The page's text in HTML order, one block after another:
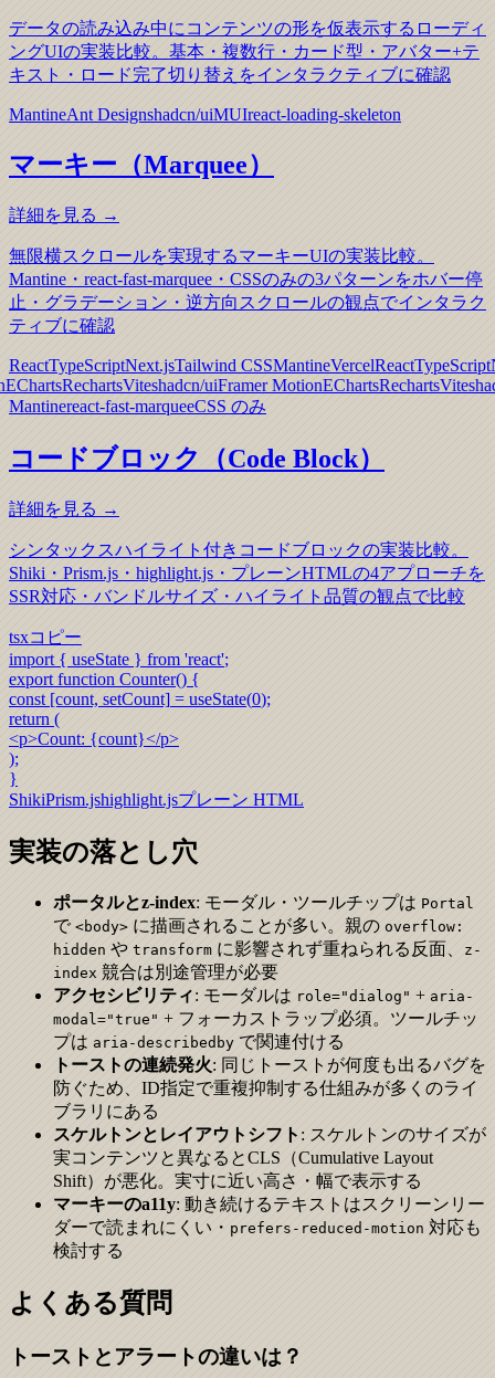
データの読み込み中にコンテンツの形を仮表示するローディ
ングUIの実装比較。基本・複数行・カード型・アバター+テ
キスト・ロード完了切り替えをインタラクティブに確認
MantineAnt Designshadcn/uiMUIreact-loading-skeleton
マーキー（Marquee）
詳細を見る →
無限横スクロールを実現するマーキーUIの実装比較。
Mantine・react-fast-marquee・CSSのみの3パターンをホバー停
止・グラデーション・逆方向スクロールの観点でインタラク
ティブに確認
ReactTypeScriptNext.jsTailwind CSSMantineVercelReactTypeScript
MotionEChartsRechartsViteshadcn/uiFramer MotionEChartsRecharts
Mantinereact-fast-marqueeCSS のみ
コードブロック（Code Block）
詳細を見る →
シンタックスハイライト付きコードブロックの実装比較。
Shiki・Prism.js・highlight.js・プレーンHTMLの4アプローチを
SSR対応・バンドルサイズ・ハイライト品質の観点で比較
tsxコピー
import { useState } from 'react';
export function Counter() {
const [count, setCount] = useState(0);
return (
<p>Count: {count}</p>
);
}
ShikiPrism.jshighlight.jsプレーン HTML
実装の落とし穴
ポータルとz-index: モーダル・ツールチップは Portal
で <body> に描画されることが多い。親の overflow:
hidden や transform に影響されず重ねられる反面、
z-
index 競合は別途管理が必要
アクセシビリティ: モーダルは role="dialog" + aria-
modal="true" + フォーカストラップ必須。ツールチッ
プは aria-describedby で関連付ける
トーストの連続発火: 同じトーストが何度も出るバグを
防ぐため、ID指定で重複抑制する仕組みが多くのライ
ブラリにある
スケルトンとレイアウトシフト : スケルトンのサイズが
実コンテンツと異なるとCLS（Cumulative Layout
Shift）が悪化。実寸に近い高さ・幅で表示する
マーキーのa11y: 動き続けるテキストはスクリーンリー
ダーで読まれにくい・ prefers-reduced-motion 対応も
検討する
よくある質問
トーストとアラートの違いは？